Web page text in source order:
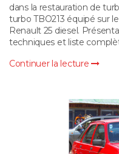
dans la restauration de
turbo TBO213 équipé sur
Renault 25 diesel.
techniques et liste
Continuer la lecture